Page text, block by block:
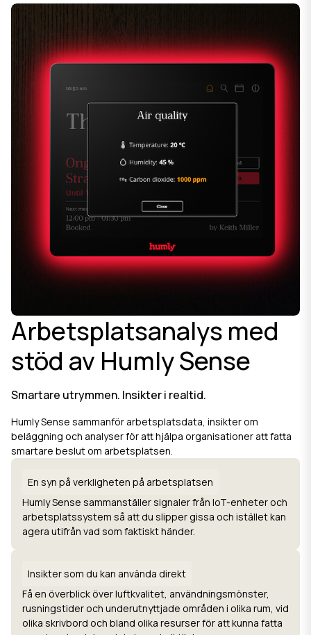
Arbetsplatsanalys med
stöd av Humly Sense
Smartare utrymmen. Insikter i realtid.
Humly Sense sammanför arbetsplatsdata, insikter om
beläggning och analyser för att hjälpa organisationer att fatta
smartare beslut om arbetsplatsen.
En syn på verkligheten på arbetsplatsen
Humly Sense sammanställer signaler från IoT-enheter och
arbetsplatssystem så att du slipper gissa och istället kan
agera utifrån vad som faktiskt händer.
Insikter som du kan använda direkt
Få en överblick över luftkvalitet, användningsmönster,
rusningstider och underutnyttjade områden i olika rum, vid
olika skrivbord och bland olika resurser för att kunna fatta